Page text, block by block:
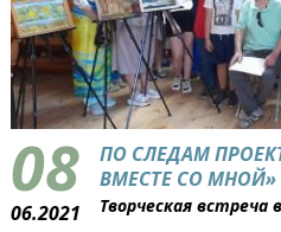
08
06.2021
ПО СЛЕДАМ
ВМЕСТЕ СО МНОЙ»
Творческая встреча